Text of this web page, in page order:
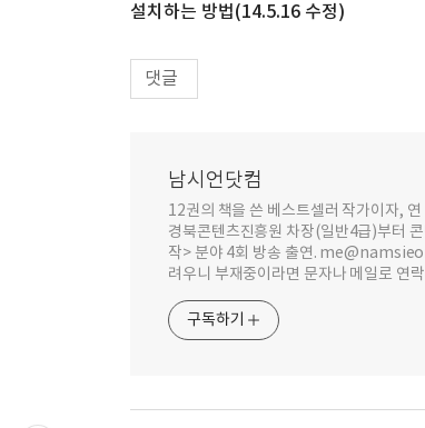
설치하는 방법(14.5.16 수정)
댓글
남시언닷컴
12권의 책을 쓴 베스트셀러 작가이자,
경북콘텐츠진흥원 차장(일반4급)부터
작> 분야 4회 방송 출연.
려우니 부재중이라면 문자나 메일로 연
구독하기